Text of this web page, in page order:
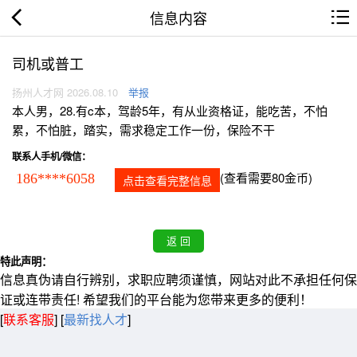
信息内容
司机或普工
扬州人才网 2026.08.10 举报
本人男，28.有c本，驾龄5年，有从业资格证，能吃苦，不怕
累，不怕脏，踏实，需求稳定工作一份，保险不干
联系人手机/微信：
186****6058 点击查看完整信息 (查看需要80金币)
特此声明：
信息真伪请自行辨别，求职应聘须谨慎，网站对此不承担任何保
证或连带责任! 希望我们的平台能为您带来更多的便利！
[联系客服] [最新找人才]